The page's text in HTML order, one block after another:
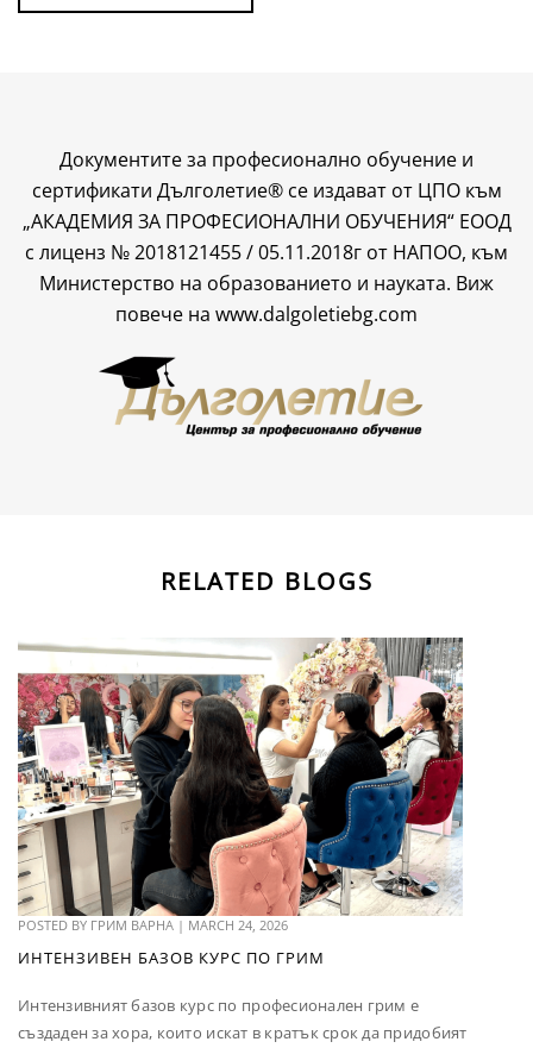
Документите за професионално обучение и
сертификати Дълголетие® се издават от ЦПО към
„АКАДЕМИЯ ЗА ПРОФЕСИОНАЛНИ ОБУЧЕНИЯ“ ЕООД
с лиценз № 2018121455 / 05.11.2018г от НАПОО, към
Министерство на образованието и науката. Виж
повече на www.dalgoletiebg.com
RELATED BLOGS
POSTED BY ГРИМ ВАРНА | MARCH 24, 2026
ИНТЕНЗИВЕН БАЗОВ КУРС ПО ГРИМ
Интензивният базов курс по професионален грим е
създаден за хора, които искат в кратък срок да придобият